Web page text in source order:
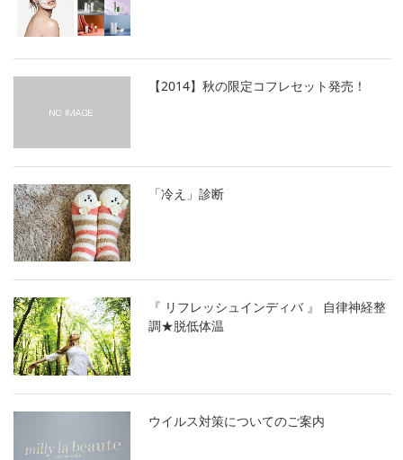
【2014】秋の限定コフレセット発売！
「冷え」診断
『 リフレッシュインディバ 』 自律神経整
調★脱低体温
ウイルス対策についてのご案内